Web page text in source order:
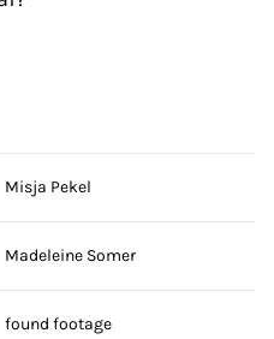
Misja Pekel
Madeleine Somer
found footage